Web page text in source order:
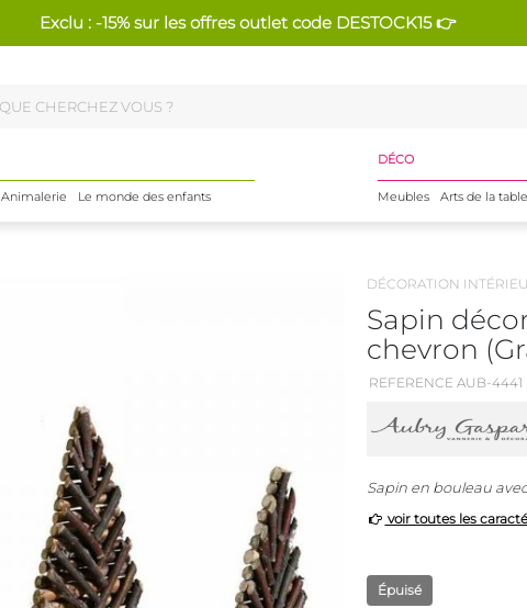
Exclu : -15% sur les offres outlet code DESTOCK15 👉
Animalerie Le monde des enfants
DÉCO
Meubles Arts de la table
DÉCORATION
Sapin
chevron
REFERENCE AUB-4441
Sapin en bouleau
voir toutes les
Épuisé